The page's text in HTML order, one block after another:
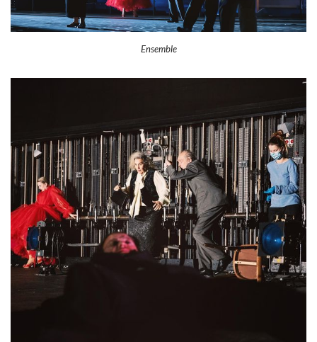
Ensemble